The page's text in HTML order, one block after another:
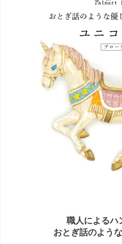
職人によるハ
おとぎ話のよう